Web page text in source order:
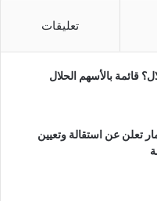
تعليقات
قائمة بالأسهم الحلال
تعلن عن استقالة وتعيين